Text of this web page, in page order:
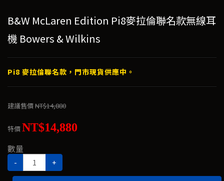
B&W McLaren Edition Pi8麥拉倫聯名款無線耳
機 Bowers & Wilkins
Pi8 麥拉倫聯名款，門市現貨供應中。
建議售價NT$14,880
特價NT$14,880
數量
- +